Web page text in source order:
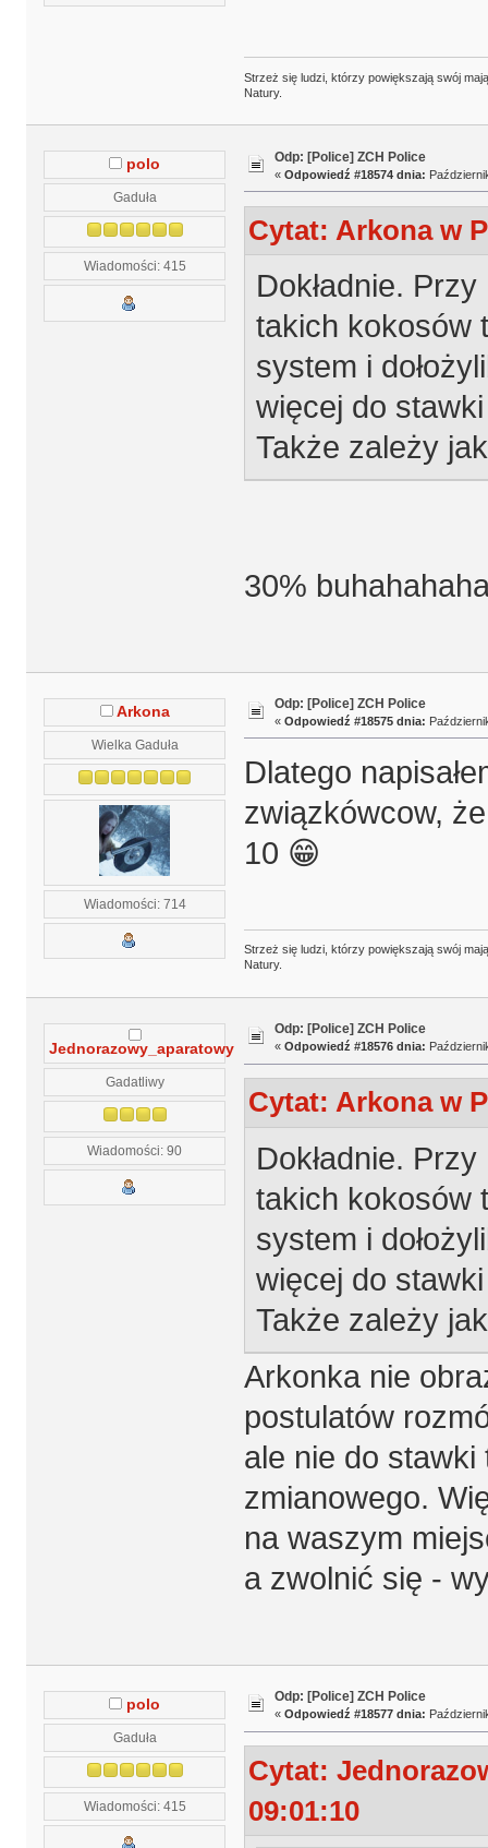
Strzeż się ludzi, którzy powiększają swój
Natury.
polo
Gaduła
Wiadomości: 415
Odp: [Police] ZCH Police
« Odpowiedź #18574 dnia:
Cytat: Arkona w
Dokładnie.
takich kokosów
system i
więcej do
Także zależy
30%
Arkona
Wielka Gaduła
Wiadomości: 714
Odp: [Police] ZCH Police
« Odpowiedź #18575 dnia:
Dlatego
związkówcow,
10 😁
Strzeż się ludzi, którzy powiększają swój
Natury.
Jednorazowy_aparatowy
Gadatliwy
Wiadomości: 90
Odp: [Police] ZCH Police
« Odpowiedź #18576 dnia:
Cytat: Arkona w
Dokładnie.
takich kokosów
system i
więcej do
Także zależy
Arkonka nie
postulatów
ale nie do
zmianowego.
na waszym
a zwolnić się -
polo
Gaduła
Wiadomości: 415
Odp: [Police] ZCH Police
« Odpowiedź #18577 dnia:
Cytat:
09:01:10